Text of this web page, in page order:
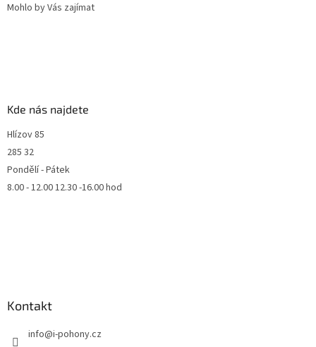
Mohlo by Vás zajímat
Kde nás najdete
Hlízov 85
285 32
Pondělí - Pátek
8.00 - 12.00 12.30 -16.00 hod
Kontakt
info@i-pohony.cz